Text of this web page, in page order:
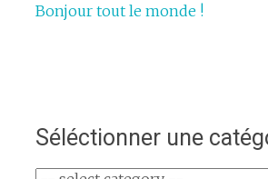
Bonjour tout le monde !
Séléctionner une